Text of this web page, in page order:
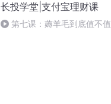
长投学堂|支付宝理财课
第七课：薅羊毛到底值不值